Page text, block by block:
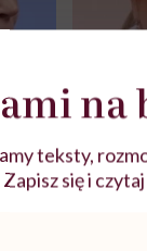
na
teksty,
się i